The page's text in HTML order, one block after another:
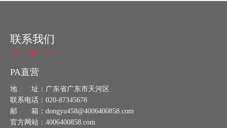
联系我们
PA直营
地 址：广东省广东市天河区
联系电话：020-87345678
邮 箱：dongyu458@4006400858.com
官方网站：4006400858.com